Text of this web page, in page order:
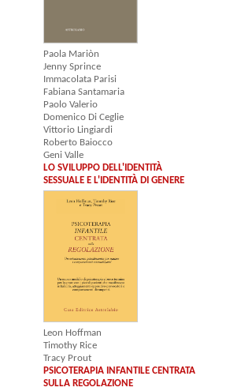
Paola Mariòn
Jenny Sprince
Immacolata Parisi
Fabiana Santamaria
Paolo Valerio
Domenico Di Ceglie
Vittorio Lingiardi
Roberto Baiocco
Geni Valle
LO SVILUPPO DELL'IDENTITÀ
SESSUALE E L'IDENTITÀ DI GENERE
Leon Hoffman
Timothy Rice
Tracy Prout
PSICOTERAPIA INFANTILE CENTRATA
SULLA REGOLAZIONE